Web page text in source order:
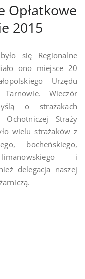
Opłatkowe
2015
się Regionalne
ono miejsce 20
Urzędu
Wieczór
o strażakach
Straży
wielu strażaków z
bocheńskiego,
i
delegacja naszej